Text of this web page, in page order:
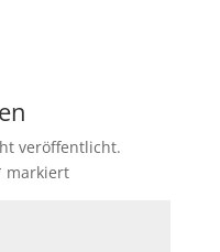
veröffentlicht.
markiert